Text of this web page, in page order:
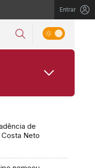
Entrar
de
Neto